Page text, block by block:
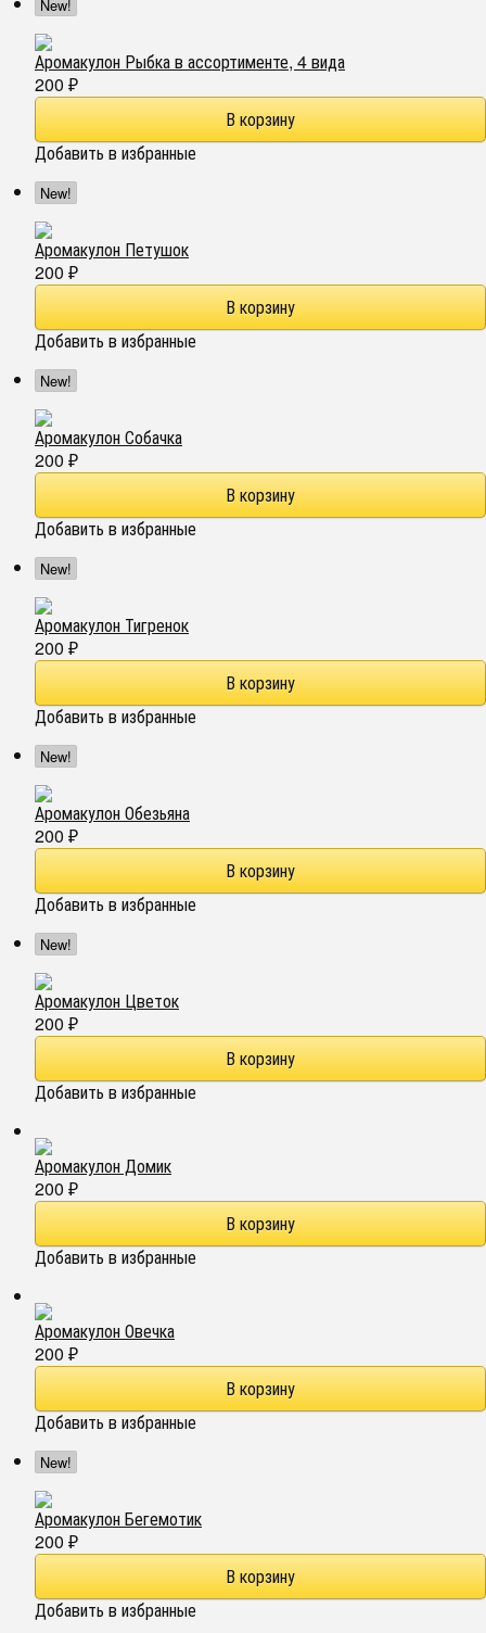
New!
Аромакулон Рыбка в ассортименте, 4 вида
200 ₽
Добавить в избранные
New!
Аромакулон Петушок
200 ₽
Добавить в избранные
New!
Аромакулон Собачка
200 ₽
Добавить в избранные
New!
Аромакулон Тигренок
200 ₽
Добавить в избранные
New!
Аромакулон Обезьяна
200 ₽
Добавить в избранные
New!
Аромакулон Цветок
200 ₽
Добавить в избранные
Аромакулон Домик
200 ₽
Добавить в избранные
Аромакулон Овечка
200 ₽
Добавить в избранные
New!
Аромакулон Бегемотик
200 ₽
Добавить в избранные